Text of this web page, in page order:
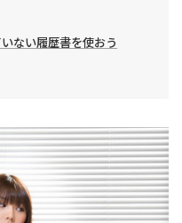
ない履歴書を使おう